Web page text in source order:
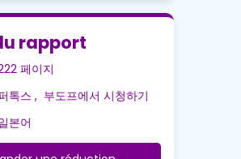
rapport
페이지
톡스 , 부도프에서 시청하기
본어